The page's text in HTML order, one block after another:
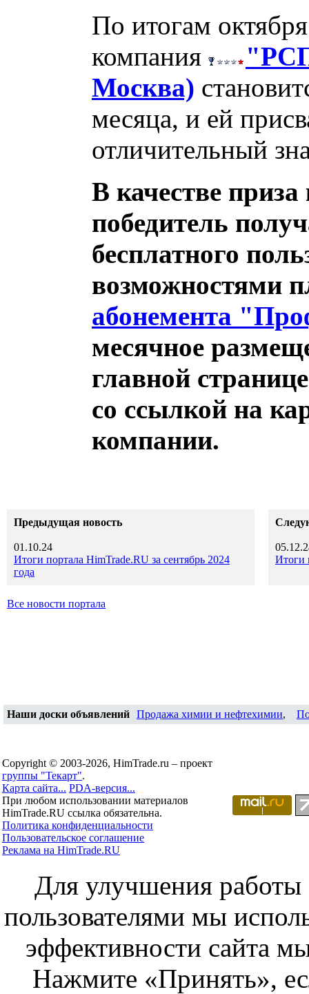
По итогам
компания
Москва)
месяца, и ей
отличительный
В качестве
победитель
бесплатного
возможностями
абонемента
месячное
главной
со ссылкой на
компании.
Предыдущая новость
01.10.24
Итоги портала HimTrade.RU за сентябрь 2024
года
Итоги
Все новости портала
Наши доски объявлений Продажа химии и нефтехимии,
Copyright © 2003-2026, HimTrade.ru – проект
группы "Текарт".
Карта сайта... PDA-версия...
При любом использовании материалов
HimTrade.RU ссылка обязательна.
Политика конфиденциальности
Пользовательское соглашение
Реклама на HimTrade.RU
Для улучшения работы
пользователями мы
эффективности сайта
Нажмите «Принять»,